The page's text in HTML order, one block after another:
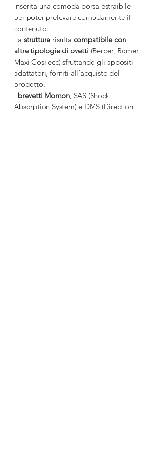
inserita una comoda borsa estraibile
per poter prelevare comodamente il
contenuto.
La struttura risulta compatibile con
altre tipologie di ovetti (Berber, Romer,
Maxi Cosi ecc) sfruttando gli appositi
adattatori, forniti all’acquisto del
prodotto.
I brevetti Momon , SAS (Shock
Absorption System) e DMS (Direction